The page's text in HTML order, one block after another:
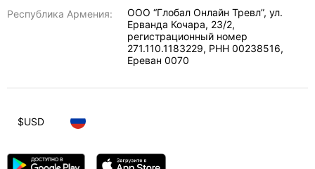
Республика Армения:
ООО “Глобал Онлайн Тревл”, ул.
Ерванда Кочара, 23/2,
регистрационный номер
271.110.1183229, РНН 00238516,
Ереван 0070
$USD